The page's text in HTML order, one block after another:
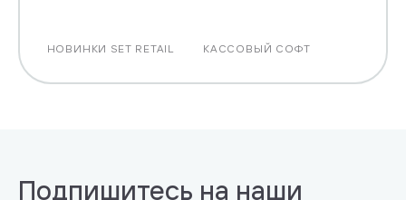
КАССОВЫЙ СОФТ
НОВИНКИ SET RETAIL
Подпишитесь на наши